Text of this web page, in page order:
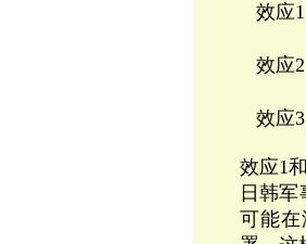
效应
效应
效应
效应1
日韩
可能